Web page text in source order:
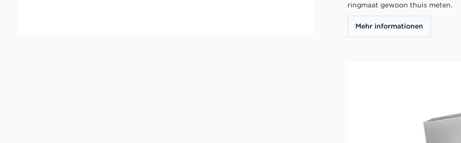
ringmaat gewoon thuis meten.
Mehr informationen